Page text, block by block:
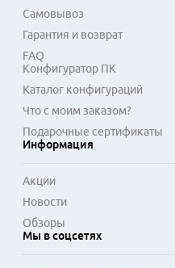
Самовывоз
Гарантия и возврат
FAQ
Конфигуратор ПК
Каталог конфигураций
Что с моим заказом?
Подарочные сертификаты
Информация
Акции
Новости
Обзоры
Мы в соцсетях